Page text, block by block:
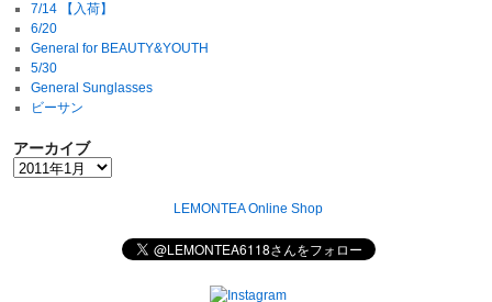
7/14 【入荷】
6/20
General for BEAUTY&YOUTH
5/30
General Sunglasses
ビーサン
アーカイブ
LEMONTEA Online Shop